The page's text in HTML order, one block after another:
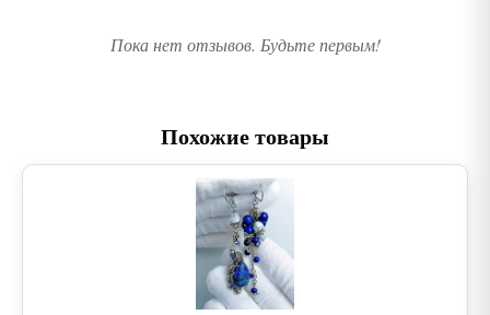
Пока нет отзывов. Будьте первым!
Похожие товары